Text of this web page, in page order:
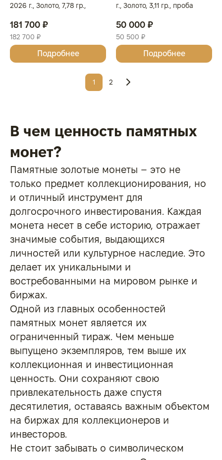
2026 г., Золото, 7,78 гр.,
КОРОЛЕВСТВО
181 700 ₽
182 700 ₽
Подробнее
г., Золото, 3,11 гр., проба
50 000 ₽
50 500 ₽
Подробнее
1 2
В чем ценность памятных
монет?
Памятные золотые монеты – это не
только предмет коллекционирования, но
и отличный инструмент для
долгосрочного инвестирования. Каждая
монета несет в себе историю, отражает
значимые события, выдающихся
личностей или культурное наследие. Это
делает их уникальными и
востребованными на мировом рынке и
биржах.
Одной из главных особенностей
памятных монет является их
ограниченный тираж. Чем меньше
выпущено экземпляров, тем выше их
коллекционная и инвестиционная
ценность. Они сохраняют свою
привлекательность даже спустя
десятилетия, оставаясь важным объектом
на биржах для коллекционеров и
инвесторов.
Не стоит забывать о символическом